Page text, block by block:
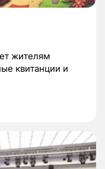
жителям
квитанции и